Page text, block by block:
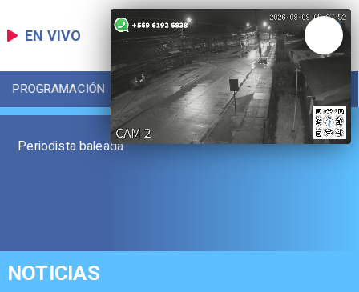
EN VIVO
PROGRAMACIÓN LOCAL DEPORTES
Periodista baleada
NOTICIAS